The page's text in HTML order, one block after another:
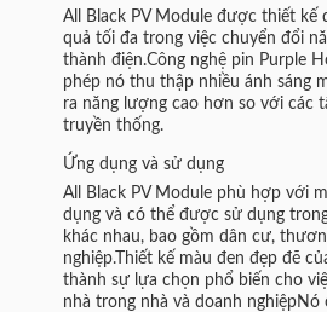
All Black PV Module được thiết kế
quả tối đa trong việc chuyển đổi
thành điện.Công nghệ pin Purple
phép nó thu thập nhiều ánh sáng
ra năng lượng cao hơn so với các
truyền thống.
Ứng dụng và sử dụng
All Black PV Module phù hợp với
dụng và có thể được sử dụng
khác nhau, bao gồm dân cư,
nghiệp.Thiết kế màu đen đẹp đẽ
thành sự lựa chọn phổ biến cho
nhà trong nhà và doanh